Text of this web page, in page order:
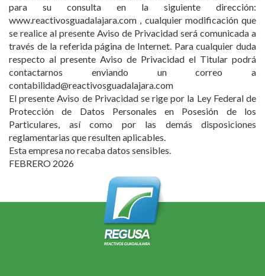
para su consulta en la siguiente dirección:
www.reactivosguadalajara.com , cualquier modificación que
se realice al presente Aviso de Privacidad será comunicada a
través de la referida página de Internet. Para cualquier duda
respecto al presente Aviso de Privacidad el Titular podrá
contactarnos enviando un correo a
contabilidad@reactivosguadalajara.com
El presente Aviso de Privacidad se rige por la Ley Federal de
Protección de Datos Personales en Posesión de los
Particulares, así como por las demás disposiciones
reglamentarias que resulten aplicables.
Esta empresa no recaba datos sensibles.
FEBRERO 2026